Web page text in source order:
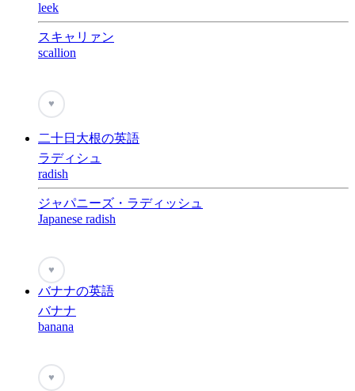
leek
スキャリァン
scallion
♥
二十日大根の英語
ラディシュ
radish
ジャパニーズ・ラディッシュ
Japanese radish
♥
バナナの英語
バナナ
banana
♥